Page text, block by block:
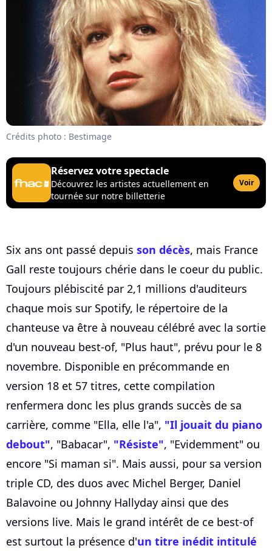
Crédits photo : Bestimage
Réservez votre spectacle
Découvrez les artistes actuellement en
tournée sur notre billetterie
Voir
Six ans ont passé depuis son décès, mais France
Gall reste toujours chérie dans le coeur du public.
Toujours plébiscité par 2,1 millions d'auditeurs
chaque mois sur Spotify, le répertoire de la
chanteuse va être à nouveau célébré avec la sortie
d'un nouveau best-of, "Plus haut", prévu pour le 8
novembre. Disponible en précommande en
version 18 et 57 titres, cette compilation
renfermera donc les plus grands succès de sa
carrière, comme "Ella, elle l'a", "Il jouait du piano
debout", "Babacar", "Résiste", "Evidemment" ou
encore "Si maman si". Mais aussi, pour sa version
triple CD, des duos avec Michel Berger, Daniel
Balavoine ou Johnny Hallyday ainsi que des
versions live. Mais le grand intérêt de ce best-of
est surtout la présence d'un titre inédit intitulé